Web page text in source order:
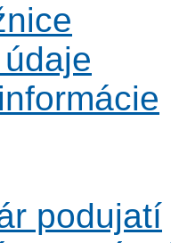
podujatí